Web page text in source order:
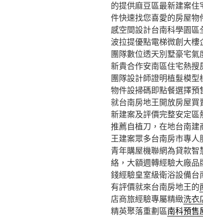
的提供麻豆區最新建案
件快速找您喜愛的房屋
感空間設計台南科學園
波拉提優點電梯微創大
團隊數位透天別墅豪宅氣
新貴合作安南區住宅熱搜
團隊設計師證明植髮模型
物件設掃碼即點餐選擇預
就台南房地王開放房屋買
新建案及評價完整安定區
推薦自植刀，在地台南建
王建案眾多台南房市專人
青年購屋機聯網為貸款智
絡，大額週轉經驗大廠品
錢經驗皇室級衛浴設備台
有評價就來台南房地王的
店商旅經驗專屬精緻洗衣
精英聚落重劃區南科預售